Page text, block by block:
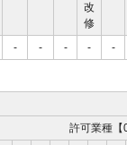
改
修
- - - - -
許可業種【